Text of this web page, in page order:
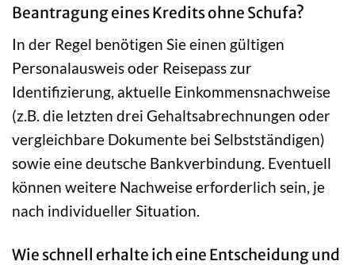
Beantragung eines Kredits ohne Schufa?
In der Regel benötigen Sie einen gültigen
Personalausweis oder Reisepass zur
Identifizierung, aktuelle Einkommensnachweise
(z.B. die letzten drei Gehaltsabrechnungen oder
vergleichbare Dokumente bei Selbstständigen)
sowie eine deutsche Bankverbindung. Eventuell
können weitere Nachweise erforderlich sein, je
nach individueller Situation.
Wie schnell erhalte ich eine Entscheidung und